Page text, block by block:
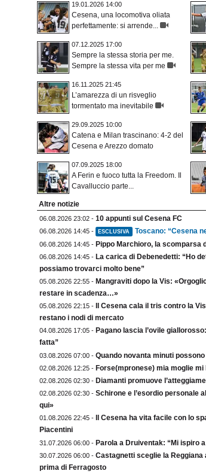
19.01.2026 14:00
Cesena, una locomotiva oliata
perfettamente: si arrende...
07.12.2025 17:00
Sempre la stessa storia per me.
Sempre la stessa vita per me
16.11.2025 21:45
L’amarezza di un risveglio
tormentato ma inevitabile
29.09.2025 10:00
Catena e Milan trascinano: 4-2 del
Cesena e Arezzo domato
07.09.2025 18:00
A Ferin e fuoco tutta la Freedom. Il
Cavalluccio parte...
Altre notizie
06.08.2026 23:02 - 10 appunti sul Cesena FC
06.08.2026 14:45 - ESCLUSIVA Toscano: “Cesena
06.08.2026 14:45 - Pippo Marchioro, la scomparsa
06.08.2026 14:45 - La carica di Debenedetti: “Ho
possiamo trovarci molto bene”
05.08.2026 22:55 - Mangraviti dopo la Vis:
restare in scadenza…»
05.08.2026 22:15 -
Il Cesena cala il tris contro la
restano i nodi di mercato
04.08.2026 17:05 - Pagano lascia l’ovile
fatta”
03.08.2026 07:00 - Quando novanta minuti
02.08.2026 12:25 - Forse(mpronese) mia moglie
02.08.2026 02:30 - Diamanti promuove
02.08.2026 02:30 - Schirone e l’esordio personale
qui»
01.08.2026 22:45 -
Il Cesena ha vita facile con lo
Piacentini
31.07.2026 06:00 - Parola a Druiventak: “Mi ispiro
30.07.2026 06:00 - Castagnetti sceglie la Reggiana
prima di Ferragosto